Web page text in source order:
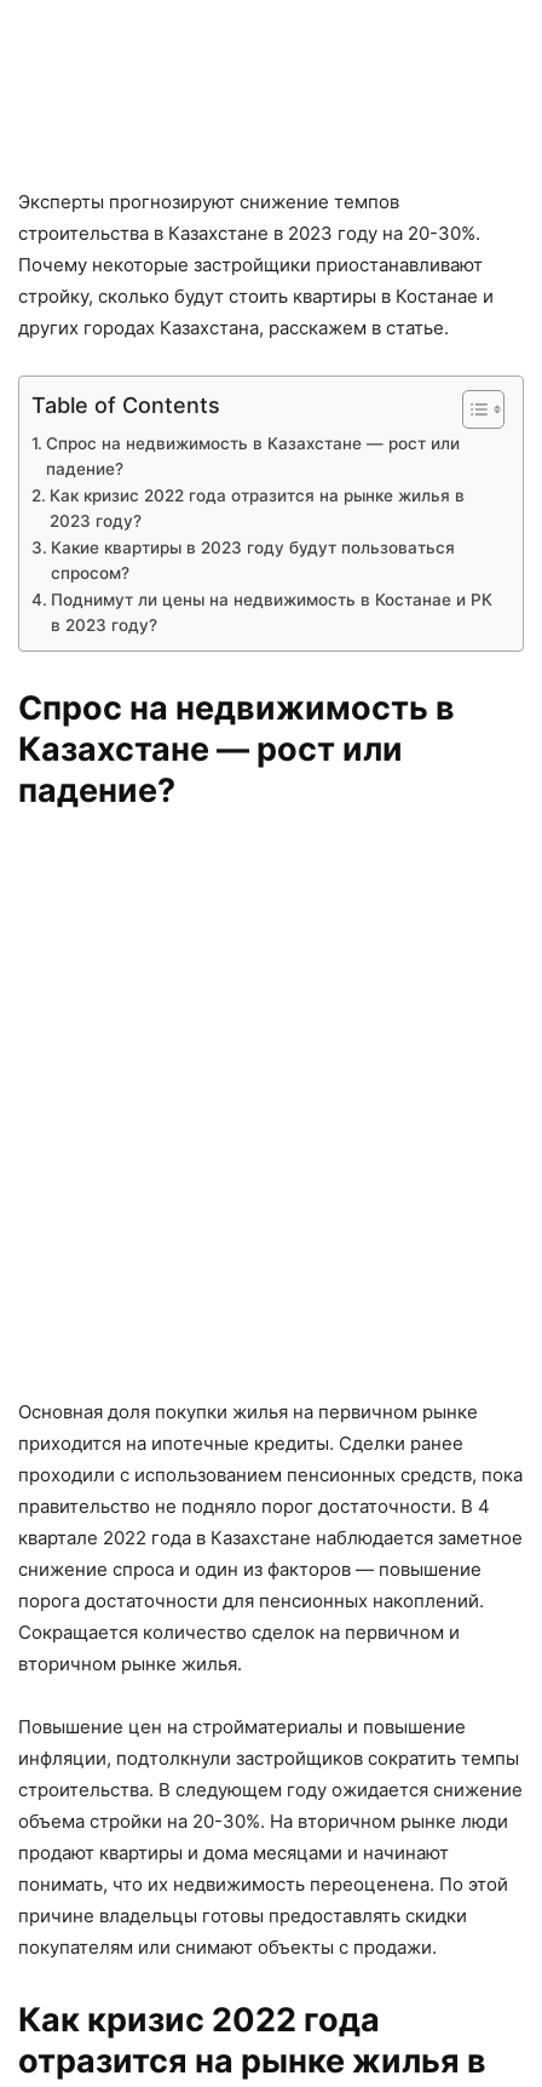
Эксперты прогнозируют снижение темпов
строительства в Казахстане в 2023 году на 20-30%.
Почему некоторые застройщики приостанавливают
стройку, сколько будут стоить квартиры в Костанае и
других городах Казахстана, расскажем в статье.
Table of Contents
Спрос на недвижимость в Казахстане — рост или
падение?
Как кризис 2022 года отразится на рынке жилья в
2023 году?
Какие квартиры в 2023 году будут пользоваться
спросом?
Поднимут ли цены на недвижимость в Костанае и РК
в 2023 году?
Спрос на недвижимость в
Казахстане — рост или
падение?
Основная доля покупки жилья на первичном рынке
приходится на ипотечные кредиты. Сделки ранее
проходили с использованием пенсионных средств, пока
правительство не подняло порог достаточности. В 4
квартале 2022 года в Казахстане наблюдается заметное
снижение спроса и один из факторов — повышение
порога достаточности для пенсионных накоплений.
Сокращается количество сделок на первичном и
вторичном рынке жилья.
Повышение цен на стройматериалы и повышение
инфляции, подтолкнули застройщиков сократить темпы
строительства. В следующем году ожидается снижение
объема стройки на 20-30%. На вторичном рынке люди
продают квартиры и дома месяцами и начинают
понимать, что их недвижимость переоценена. По этой
причине владельцы готовы предоставлять скидки
покупателям или снимают объекты с продажи.
Как кризис 2022 года
отразится на рынке жилья в